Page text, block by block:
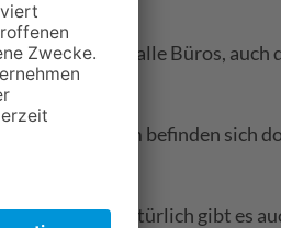
findet man alle Büros, auch
Außerdem befinden sich
erreichen. Natürlich gibt es